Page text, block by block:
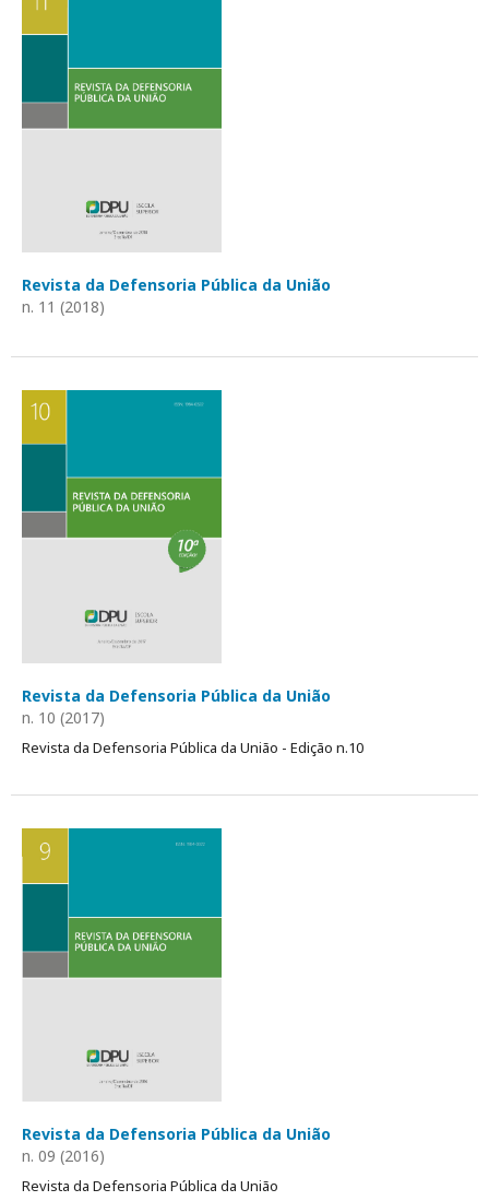
Revista da Defensoria Pública da União
n. 11 (2018)
Revista da Defensoria Pública da União
n. 10 (2017)
Revista da Defensoria Pública da União - Edição n.10
Revista da Defensoria Pública da União
n. 09 (2016)
Revista da Defensoria Pública da União